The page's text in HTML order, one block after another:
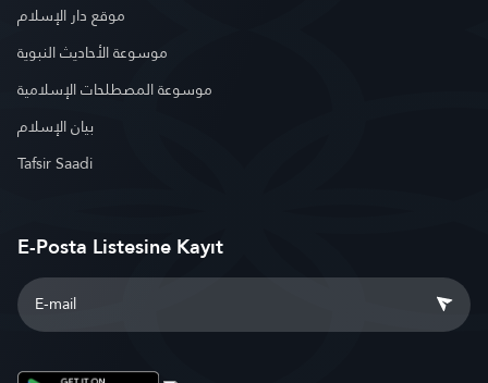
موقع دار الإسلام
موسوعة الأحاديث النبوية
موسوعة المصطلحات الإسلامية
بيان الإسلام
Tafsir Saadi
E-Posta Listesine Kayıt